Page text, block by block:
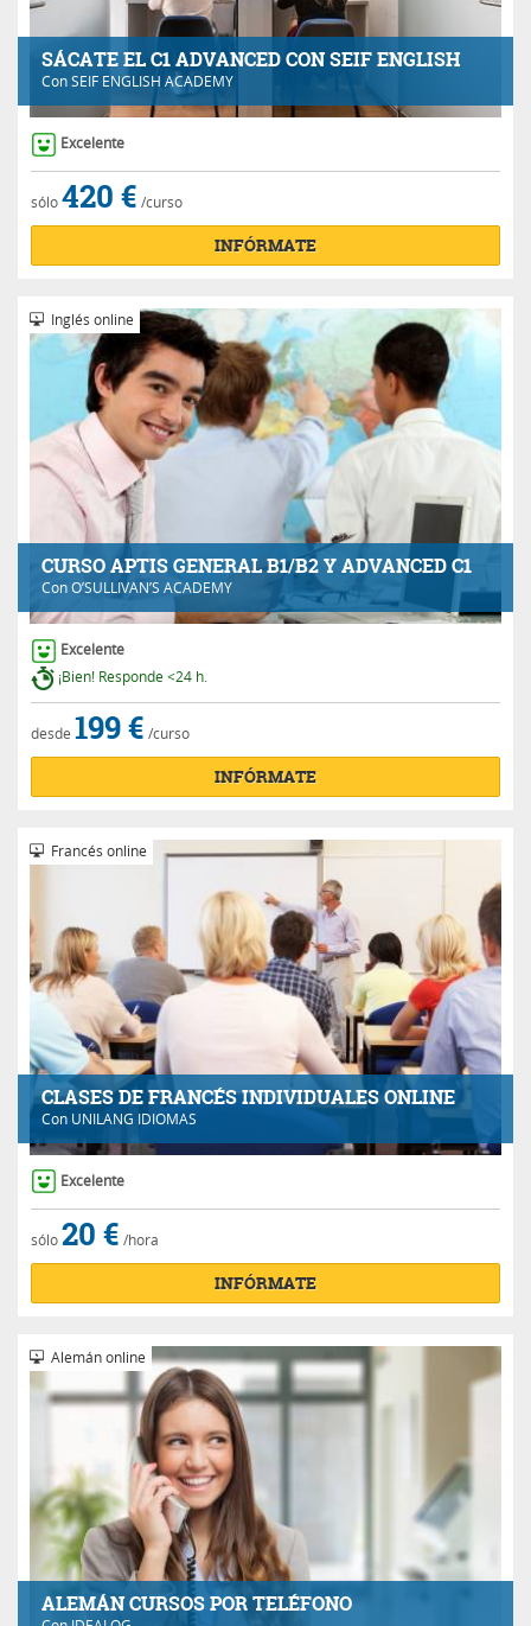
SÁCATE EL C1 ADVANCED CON SEIF ENGLISH
ConSEIF ENGLISH ACADEMY
Excelente
sólo420 € /curso
INFÓRMATE
CURSO APTIS GENERAL B1/B2 Y ADVANCED C1
ConO’SULLIVAN’S ACADEMY
Inglés online
Excelente
¡Bien! Responde <24 h.
desde 199 € /curso
INFÓRMATE
CLASES DE FRANCÉS INDIVIDUALES ONLINE
Con UNILANG IDIOMAS
Francés online
Excelente
sólo20 € /hora
INFÓRMATE
ALEMÁN CURSOS POR TELÉFONO
Alemán online